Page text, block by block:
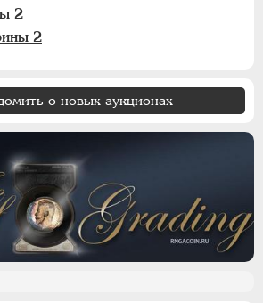
2
2
о новых аукционах